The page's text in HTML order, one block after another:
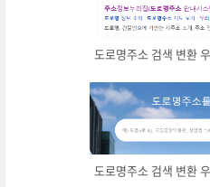
도로명주소 검색 변환
도로명주소 검색 변환